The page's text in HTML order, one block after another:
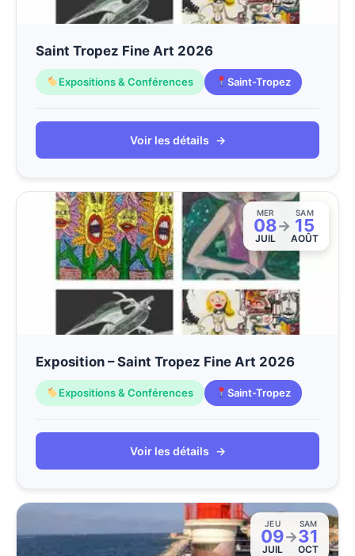
Saint Tropez Fine Art 2026
Expositions & Conférences Saint-Tropez
Voir les détails →
MER
08
JUIL
→
SAM
15
AOÛT
Exposition – Saint Tropez Fine Art 2026
Expositions & Conférences Saint-Tropez
Voir les détails →
JEU
09
JUIL
→
SAM
31
OCT